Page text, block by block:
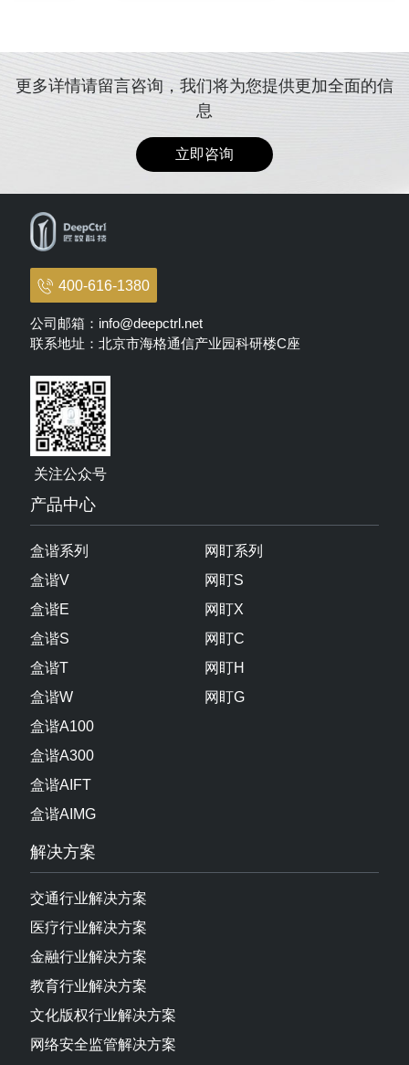
更多详情请留言咨询，我们将为您提供更加全面的信
息
立即咨询
公司邮箱：info@deepctrl.net
关注公众号
产品中心
盒谐系列
盒谐V
盒谐E
盒谐S
盒谐T
盒谐W
盒谐A100
盒谐A300
盒谐AIFT
盒谐AIMG
网盯S
网盯X
网盯C
网盯H
网盯G
解决方案
交通行业解决方案
医疗行业解决方案
金融行业解决方案
教育行业解决方案
文化版权行业解决方案
网络安全监管解决方案
关于我们